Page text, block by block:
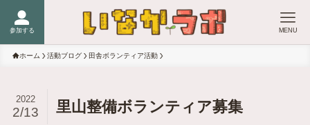
参加する MENU
ホーム 活動ブログ 田舎ボランティア活動
里山整備ボランティア募集
2022
2/13